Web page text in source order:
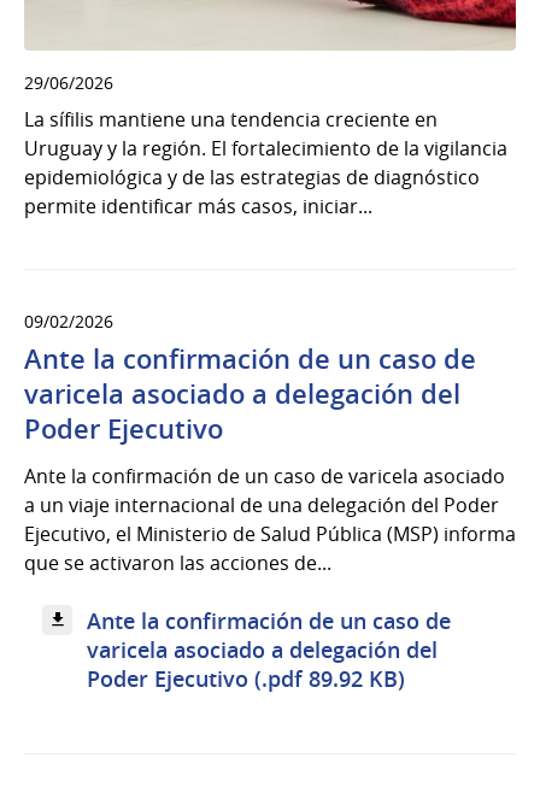
29/06/2026
La sífilis mantiene una tendencia creciente en
Uruguay y la región. El fortalecimiento de la vigilancia
epidemiológica y de las estrategias de diagnóstico
permite identificar más casos, iniciar...
09/02/2026
Ante la confirmación de un caso de
varicela asociado a delegación del
Poder Ejecutivo
Ante la confirmación de un caso de varicela asociado
a un viaje internacional de una delegación del Poder
Ejecutivo, el Ministerio de Salud Pública (MSP) informa
que se activaron las acciones de...
Ante la confirmación de un caso de
varicela asociado a delegación del
Poder Ejecutivo (.pdf 89.92 KB)